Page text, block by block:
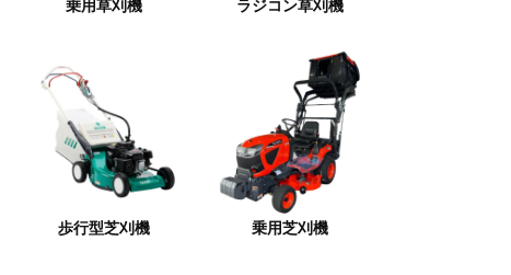
乗用草刈機 ラジコン草刈機
歩行型芝刈機 乗用芝刈機